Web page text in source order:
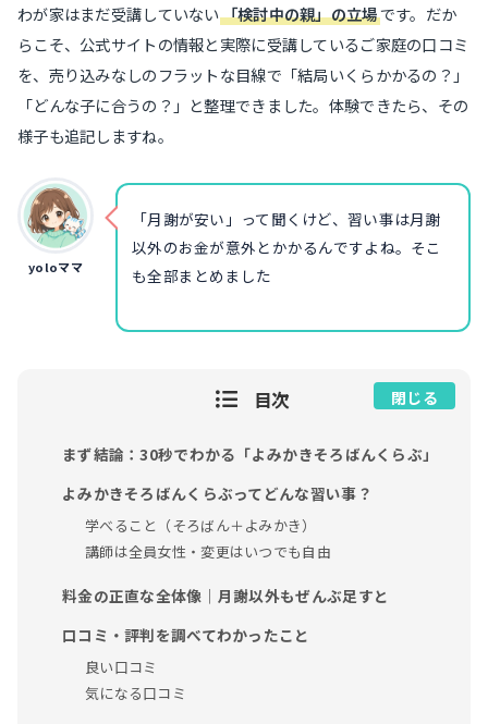
わが家はまだ受講していない「検討中の親」の立場です。だか
らこそ、公式サイトの情報と実際に受講しているご家庭の口コミ
を、売り込みなしのフラットな目線で「結局いくらかかるの？」
「どんな子に合うの？」と整理できました。体験できたら、その
様子も追記しますね。
yoloママ
「月謝が安い」って聞くけど、習い事は月謝
以外のお金が意外とかかるんですよね。そこ
も全部まとめました
目次 閉じる
まず結論：30秒でわかる「よみかきそろばんくらぶ」
よみかきそろばんくらぶってどんな習い事？
学べること（そろばん＋よみかき）
講師は全員女性・変更はいつでも自由
料金の正直な全体像｜月謝以外もぜんぶ足すと
口コミ・評判を調べてわかったこと
良い口コミ
気になる口コミ